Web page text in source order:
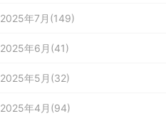
2025年7月(149)
2025年6月(41)
2025年5月(32)
2025年4月(94)